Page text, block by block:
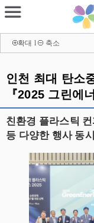
확대 l 축소
인천 최대 탄소
『2025 그린에
친환경 플라스틱
등 다양한 행사 동